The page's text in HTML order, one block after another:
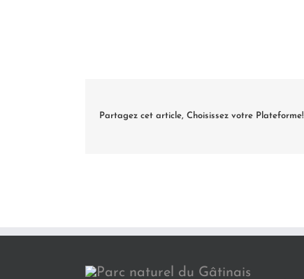
Partagez cet article, Choisissez votre Plateforme!